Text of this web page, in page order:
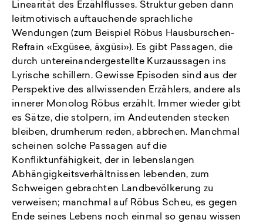
Linearität des Erzählflusses. Struktur geben dann
leitmotivisch auftauchende sprachliche
Wendungen (zum Beispiel Röbus Hausburschen-
Refrain «Exgüsee, äxgüsi»). Es gibt Passagen, die
durch untereinandergestellte Kurzaussagen ins
Lyrische schillern. Gewisse Episoden sind aus der
Perspektive des allwissenden Erzählers, andere als
innerer Monolog Röbus erzählt. Immer wieder gibt
es Sätze, die stolpern, im Andeutenden stecken
bleiben, drumherum reden, abbrechen. Manchmal
scheinen solche Passagen auf die
Konfliktunfähigkeit, der in lebenslangen
Abhängigkeitsverhältnissen lebenden, zum
Schweigen gebrachten Landbevölkerung zu
verweisen; manchmal auf Röbus Scheu, es gegen
Ende seines Lebens noch einmal so genau wissen